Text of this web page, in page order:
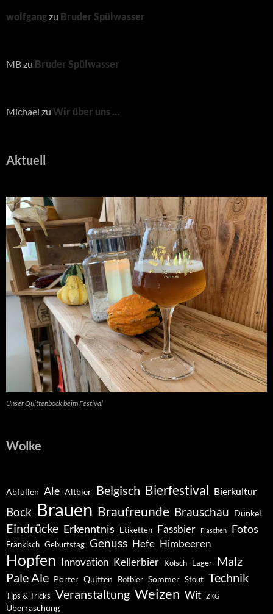
wolfgangzu Bruder Spülwasser
MBzu Bruder Spülwasser
Michael zu Wir über uns …
Aktuell
Unser Quittenbock beim Festival
Wolke
Abfüllen Ale Altbier Belgisch Bierfestival Bierkultur
Bock Brauen Braufreunde Brauschau Dunkel
Eindrücke Erkenntnis Etiketten Fassbier Flaschen Fotos
Fränkisch Geburtstag Genuss Hefe Himbeeren
Hopfen Innovation Kellerbier Kölsch Lager Malz
Pale Ale Porter Quitten Rotbier Sommer Stout Technik
Tips & Tricks Veranstaltung Weizen Wit ZKG
Überraschung